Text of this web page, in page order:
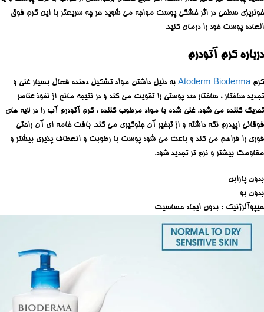
خونریزی سطحی در اثر خشکی پوست مواجه می شوید هر چه سریعتر با این کرم فوق
العاده پوست خود را درمان کنید.
درباره کرم آتودرم
کرم Atoderm Bioderma
به دلیل داشتن مواد تشکیل دهنده فعال بسیار غنی و
تجدید ساختار ، ساختار سد پوستی را تقویت می کند و در نتیجه مانع از نفوذ عناصر
تحریک کننده می شود. غنی شده با مواد مرطوب کننده ، کرم آتودرم آب را در لایه های
فوقانی اپیدرم نگه داشته و از تبخیر آن جلوگیری می کند. بافت خامه ای آن راحتی
فوری را فراهم می کند و باعث می شود پوست با رطوبت و انعطاف پذیری بیشتر و
مقاومت بیشتر و نرم تر تجدید شود.
بدون پارابن
بدون بو
هیپوآلرژنیک : بدون ایجاد حساسیت